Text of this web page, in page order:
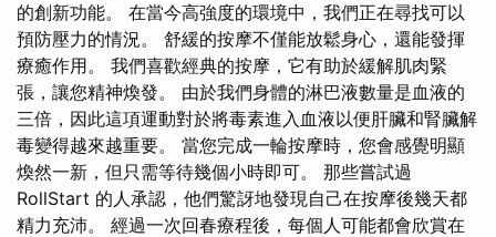
的創新功能。 在當今高強度的環境中，我們正在尋找可以
預防壓力的情況。 舒緩的按摩不僅能放鬆身心，還能發揮
療癒作用。 我們喜歡經典的按摩，它有助於緩解肌肉緊
張，讓您精神煥發。 由於我們身體的淋巴液數量是血液的
三倍，因此這項運動對於將毒素進入血液以便肝臟和腎臟解
毒變得越來越重要。 當您完成一輪按摩時，您會感覺明顯
煥然一新，但只需等待幾個小時即可。 那些嘗試過
RollStart 的人承認，他們驚訝地發現自己在按摩後幾天都
精力充沛。 經過一次回春療程後，每個人可能都會欣賞在